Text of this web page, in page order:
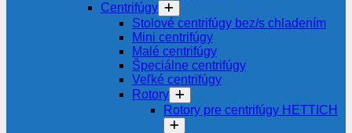
Centrifúgy
Stolové centrifúgy bez/s chladením
Mini centrifúgy
Malé centrifúgy
Špeciálne centrifúgy
Veľké centrifúgy
Rotory
Rotory pre centrifúgy HETTICH